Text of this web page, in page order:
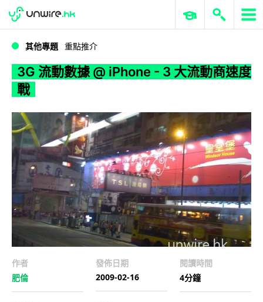
3G 流動數據 @ iPhone - 3 大流動商速度戰
WWDC 2026 ERP 與商業 AI
其他專題 重點推介
3G 流動數據 @ iPhone - 3 大流動商速度
戰
作者
肥倫
發佈日期
2009-02-16
閱讀時間
4分鐘